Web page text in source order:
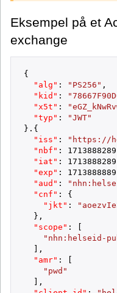
Eksempel på et
exchange
{
"alg" : "PS256" ,
"kid" :
"x5t" :
"typ" :
"JWT"
} . {
"iss" : "https://
"nbf" : 1713888289
"iat" : 1713888289
"exp" : 1713888889
"aud" :
"cnf" :
{
"jkt" :
} ,
"scope" :
[
"nhn:helseid-
] ,
"amr" :
[
"pwd"
] ,